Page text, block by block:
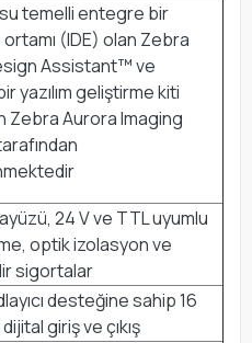
temelli entegre bir
(IDE) olan Zebra
Assistant™ ve
yazılım geliştirme kiti
Zebra Aurora Imaging
24 V ve TTL uyumlu
optik izolasyon ve
sigortalar
desteğine sahip 16
giriş ve çıkış